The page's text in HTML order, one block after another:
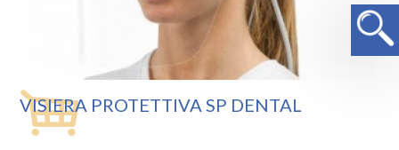
VISIERA PROTETTIVA SP DENTAL